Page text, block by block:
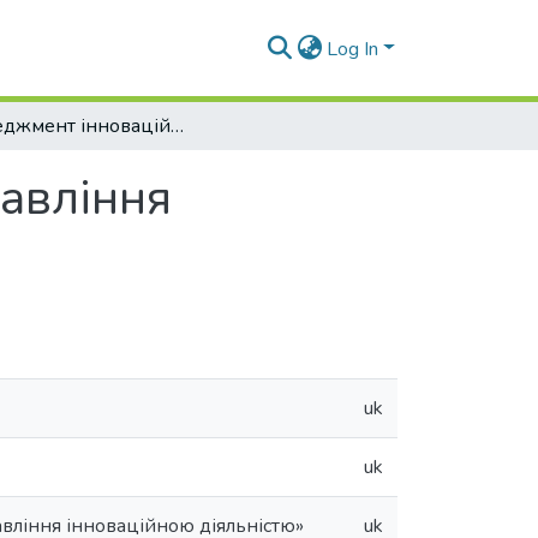
Log In
Менеджмент інноваційної діяльності. Управління інноваційною діяльністю
uk
uk
інноваційною діяльністю» uk